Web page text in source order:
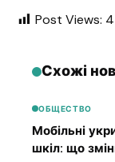
Post Views:
Схожі
ОБЩЕСТВО
Мобільні
шкіл: що